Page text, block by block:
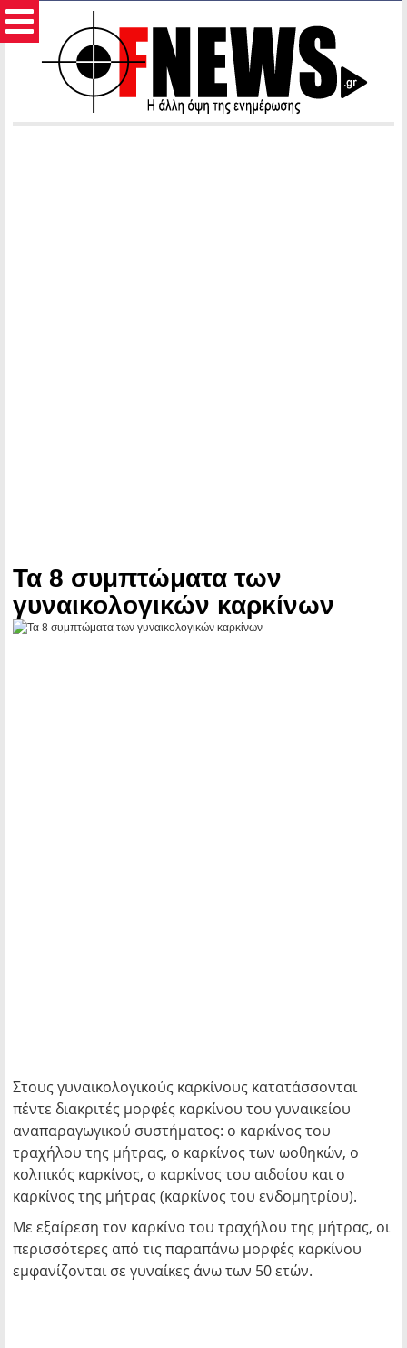
Τα 8 συμπτώματα των
γυναικολογικών καρκίνων
Στους γυναικολογικούς καρκίνους κατατάσσονται
πέντε διακριτές μορφές καρκίνου του γυναικείου
αναπαραγωγικού συστήματος: ο καρκίνος του
τραχήλου της μήτρας, ο καρκίνος των ωοθηκών, ο
κολπικός καρκίνος, ο καρκίνος του αιδοίου και ο
καρκίνος της μήτρας (καρκίνος του ενδομητρίου).
Με εξαίρεση τον καρκίνο του τραχήλου της μήτρας, οι
περισσότερες από τις παραπάνω μορφές καρκίνου
εμφανίζονται σε γυναίκες άνω των 50 ετών.